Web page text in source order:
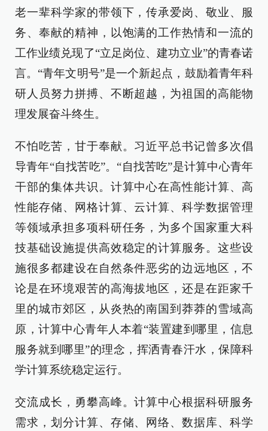
老一辈科学家的带领下，传承爱岗、敬业、服
务、奉献的精神，以饱满的工作热情和一流的
工作业绩兑现了“立足岗位、建功立业”的青春诺
言。“青年文明号”是一个新起点，鼓励着青年科
研人员努力拼搏、不断超越，为祖国的高能物
理发展奋斗终生。
不怕吃苦，甘于奉献。习近平总书记曾多次倡
导青年“自找苦吃”。“自找苦吃”是计算中心青年
干部的集体共识。计算中心在高性能计算、高
性能存储、网格计算、云计算、科学数据管理
等领域承担多项科研任务，为多个国家重大科
技基础设施提供高效稳定的计算服务。这些设
施很多都建设在自然条件恶劣的边远地区，不
论是在环境艰苦的高海拔地区，还是在距家千
里的城市郊区，从炎热的南国到莽莽的雪域高
原，计算中心青年人本着“装置建到哪里，信息
服务就到哪里”的理念，挥洒青春汗水，保障科
学计算系统稳定运行。
交流成长，勇攀高峰。计算中心根据科研服务
需求，划分计算、存储、网络、数据库、科学